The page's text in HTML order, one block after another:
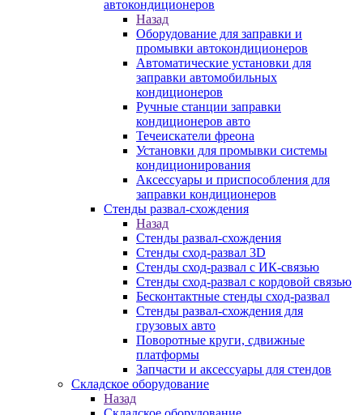
автокондиционеров
Назад
Оборудование для заправки и
промывки автокондиционеров
Автоматические установки для
заправки автомобильных
кондиционеров
Ручные станции заправки
кондиционеров авто
Течеискатели фреона
Установки для промывки системы
кондиционирования
Аксессуары и приспособления для
заправки кондиционеров
Стенды развал-схождения
Назад
Стенды развал-схождения
Стенды сход-развал 3D
Стенды сход-развал с ИК-связью
Стенды сход-развал с кордовой связью
Бесконтактные стенды сход-развал
Стенды развал-схождения для
грузовых авто
Поворотные круги, сдвижные
платформы
Запчасти и аксессуары для стендов
Складское оборудование
Назад